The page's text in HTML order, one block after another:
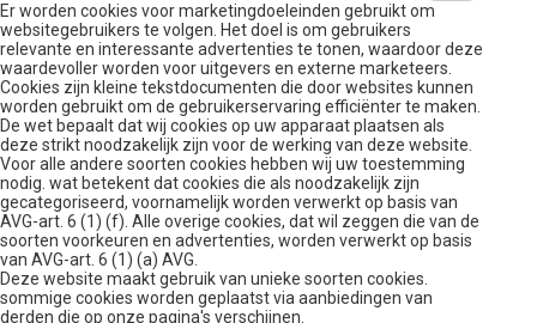
Er worden cookies voor marketingdoeleinden gebruikt om
websitegebruikers te volgen. Het doel is om gebruikers
relevante en interessante advertenties te tonen, waardoor deze
waardevoller worden voor uitgevers en externe marketeers.
Cookies zijn kleine tekstdocumenten die door websites kunnen
worden gebruikt om de gebruikerservaring efficiënter te maken.
De wet bepaalt dat wij cookies op uw apparaat plaatsen als
deze strikt noodzakelijk zijn voor de werking van deze website.
Voor alle andere soorten cookies hebben wij uw toestemming
nodig. wat betekent dat cookies die als noodzakelijk zijn
gecategoriseerd, voornamelijk worden verwerkt op basis van
AVG-art. 6 (1) (f). Alle overige cookies, dat wil zeggen die van de
soorten voorkeuren en advertenties, worden verwerkt op basis
van AVG-art. 6 (1) (a) AVG.
Deze website maakt gebruik van unieke soorten cookies.
sommige cookies worden geplaatst via aanbiedingen van
derden die op onze pagina's verschijnen.